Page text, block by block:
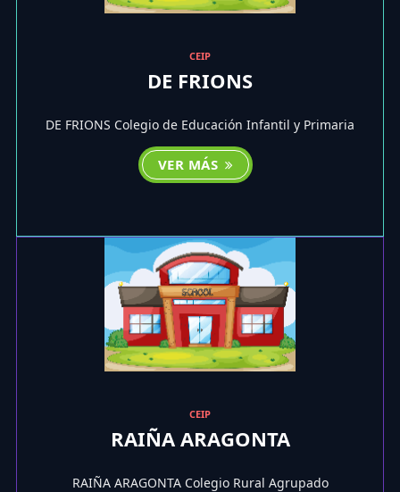
CEIP
DE FRIONS
DE FRIONS Colegio de Educación Infantil y Primaria
VER MÁS
CEIP
RAIÑA ARAGONTA
RAIÑA ARAGONTA Colegio Rural Agrupado